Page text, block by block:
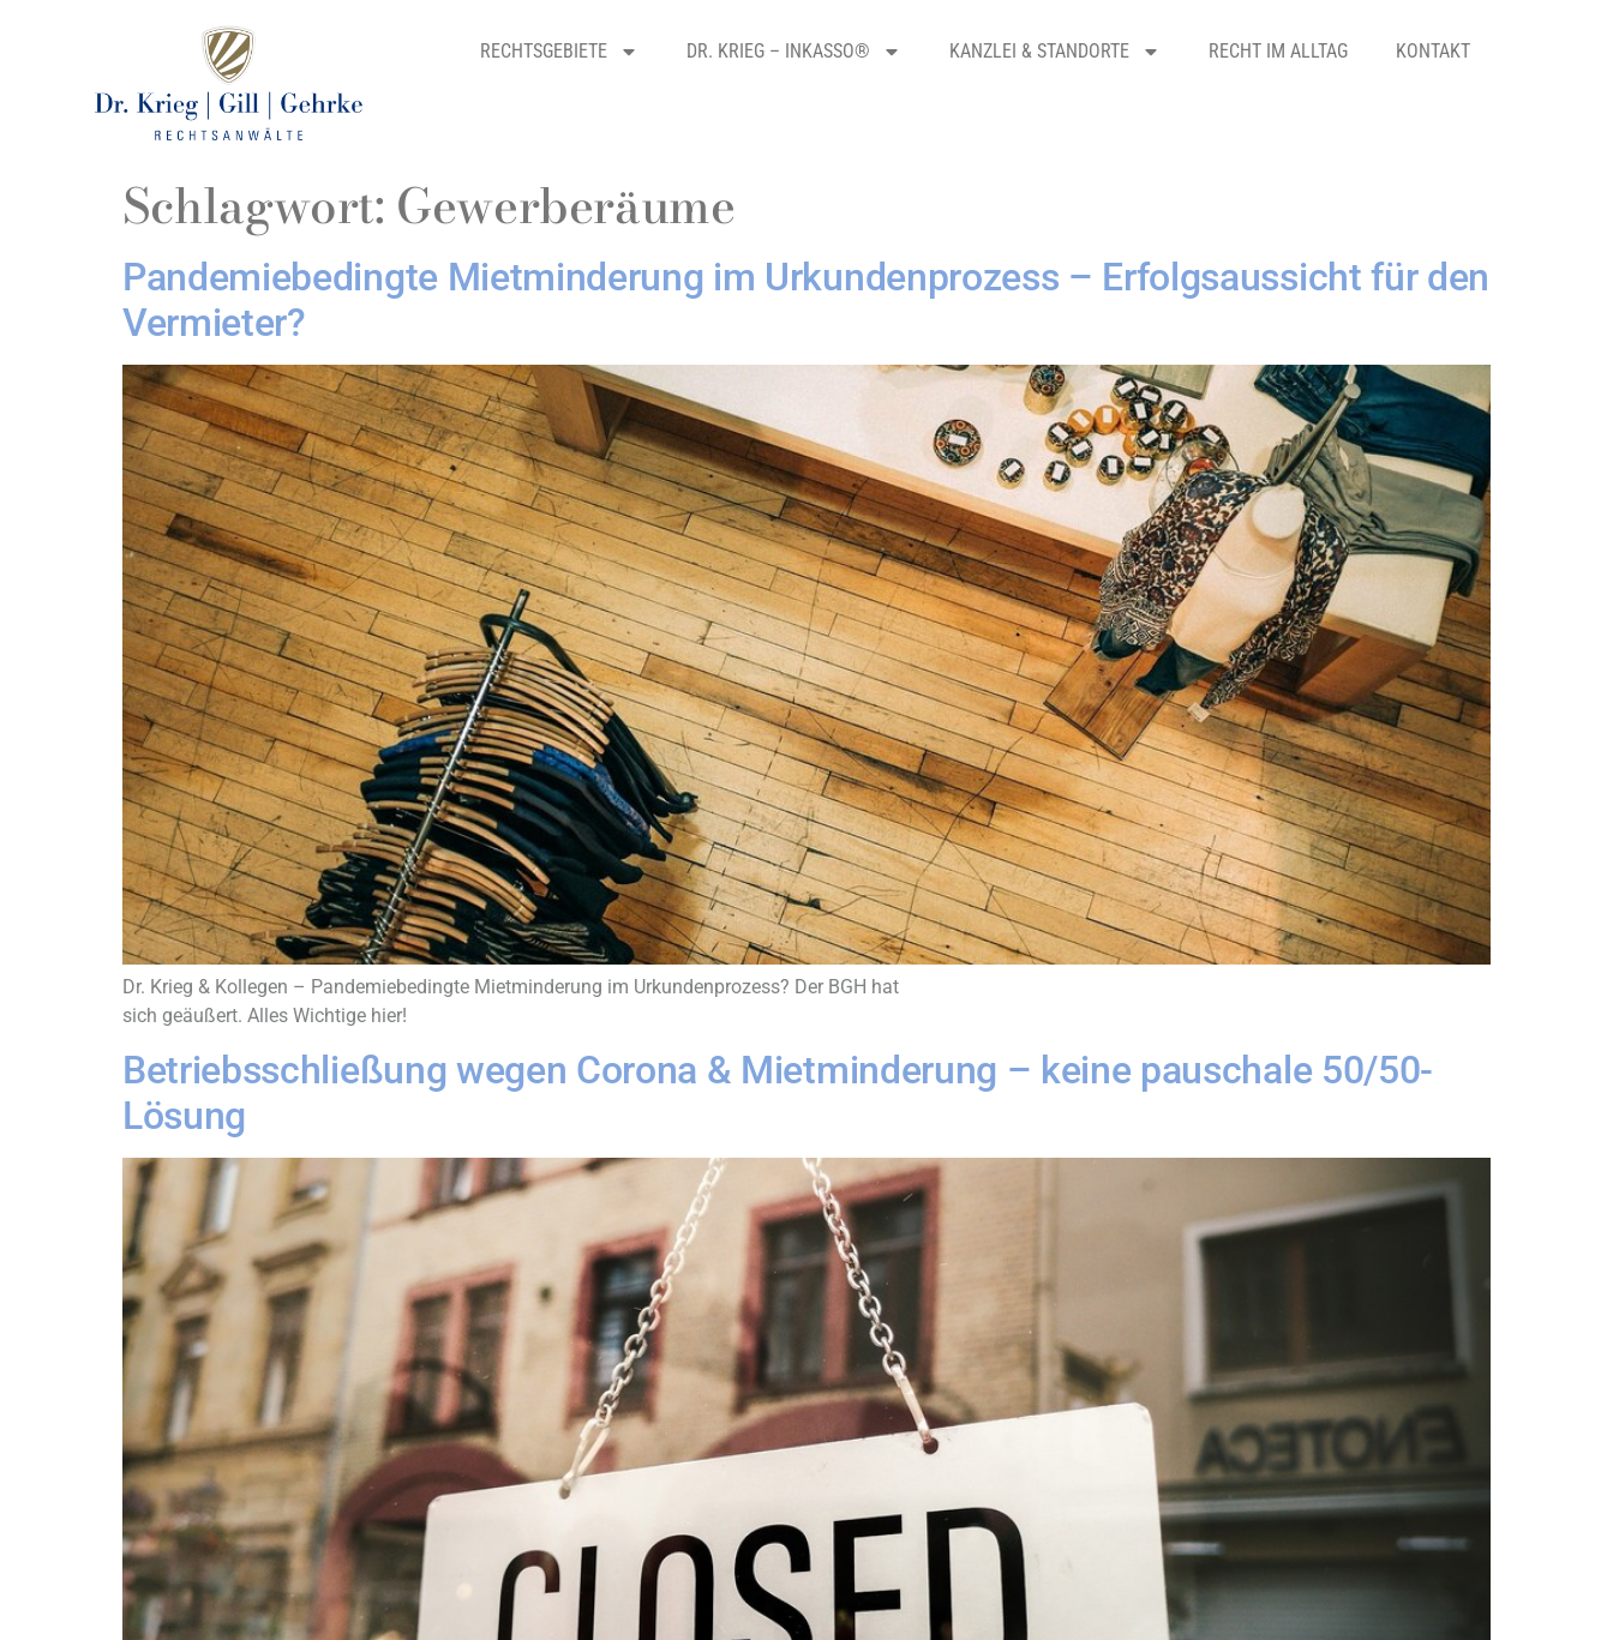
RECHTSGEBIETE DR. KRIEG – INKASSO® KANZLEI & STANDORTE RECHT IM ALLTAG KONTAKT
Schlagwort: Gewerberäume
Pandemiebedingte Mietminderung im Urkundenprozess – Erfolgsaussicht für den
Vermieter?
Dr. Krieg & Kollegen – Pandemiebedingte Mietminderung im Urkundenprozess? Der BGH hat
sich geäußert. Alles Wichtige hier!
Betriebsschließung wegen Corona & Mietminderung – keine pauschale 50/50-
Lösung